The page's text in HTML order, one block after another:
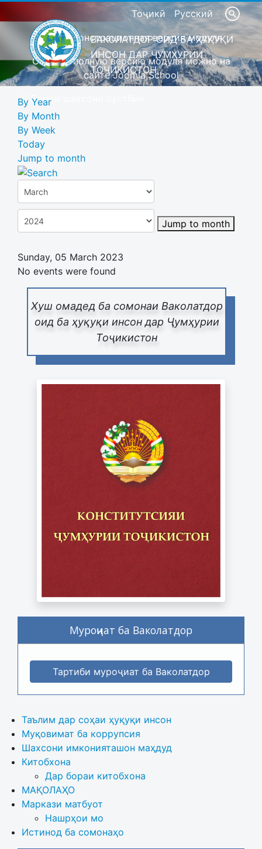
Тоҷикӣ Русский
Это демонстрационная версия модуля
Скачать полную версию модуля можно на
сайте Joomla School
Барои шахсони сустбин
ВАКОЛАТДОР ОИД БА ҲУҚУҚИ
ИНСОН ДАР ҶУМҲУРИИ
ТОҶИКИСТОН
Хуш омадед ба сомонаи Ваколатдор
оид ба ҳуқуқи инсон дар Ҷумҳурии
Тоҷикистон
Муроҷиат ба Ваколатдор
Тартиби муроҷиат ба Ваколатдор
Таълим дар соҳаи ҳуқуқи инсон
Муқовимат ба коррупсия
Шахсони имконияташон маҳдуд
Китобхона
Дар бораи китобхона
МАҚОЛАҲО
Маркази матбуот
Нашрҳои мо
Истинод ба сомонаҳо
By Year
By Month
By Week
Today
Jump to month
Jump to month
Sunday, 05 March 2023
No events were found